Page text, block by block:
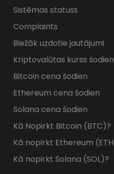
Sistēmas statuss
Complaints
Biežāk uzdotie jautājumi
Kriptovalūtas kurss šodien
Bitcoin cena šodien
Ethereum cena šodien
Solana cena šodien
Kā Nopirkt Bitcoin (BTC)?
Kā nopirkt Ethereum
Kā nopirkt Solana (SOL)?